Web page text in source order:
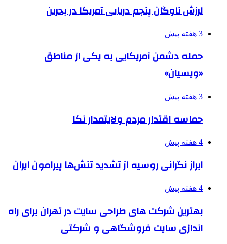
لرزش ناوگان پنجم دریایی آمریکا در بحرین
3 هفته پیش
حمله دشمن آمریکایی به یکی از مناطق
«ویسیان»
3 هفته پیش
حماسه اقتدار مردم ولایتمدار نکا
4 هفته پیش
ابراز نگرانی روسیه از تشدید تنش‌ها پیرامون ایران
4 هفته پیش
بهترین شرکت های طراحی سایت در تهران برای راه
اندازی سایت فروشگاهی و شرکتی